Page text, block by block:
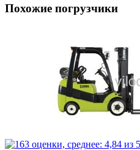
Похожие погрузчики